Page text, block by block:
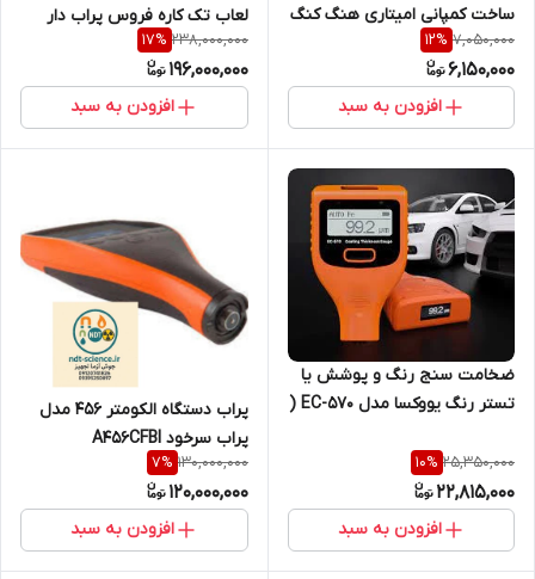
ساخت کمپانی امیتاری هنگ کنگ
مدل AC-3000
7,050,000
12%
6,150,000
افزودن به سبد
لعاب تک کاره فروس پراب دار
ساخت کمپانی دفلسکو آمریکا
238,000,000
17%
196,000,000
افزودن به سبد
ضخامت سنج رنگ و پوشش یا
تستر رنگ یووکسا مدل EC-570 (
تجهیز)
25,350,000
10%
22,815,000
افزودن به سبد
پراب دستگاه الکومتر 456 مدل
پراب سرخود A456CFBI
130,000,000
7%
120,000,000
افزودن به سبد